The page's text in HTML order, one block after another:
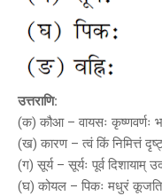
उत्तराणि:
(क) कौआ – वायसः कृष्णवर्णः
(ख) कारण – त्वं किं निमित्तं
(ग) सूर्य – सूर्यः पूर्व दिशायाम्
(घ) कोयल – पिकः मधुरं